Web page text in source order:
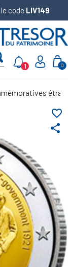
code LIV149
0
1
share
favorite_border